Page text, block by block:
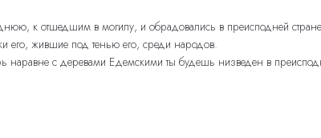
к отшедшим в могилу, и обрадовались в преисподней
жившие под тенью его, среди народов.
наравне с деревами Едемскими ты будешь низведен в